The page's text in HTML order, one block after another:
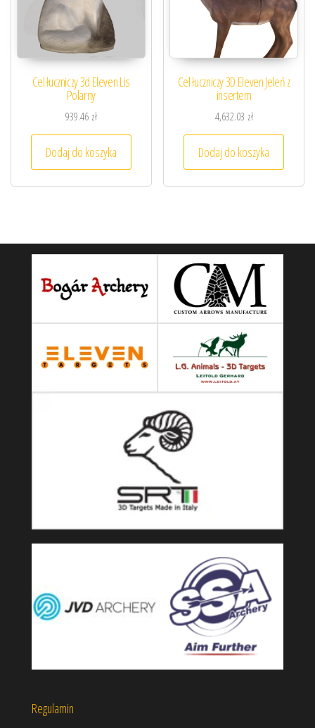
Cel łuczniczy 3d Eleven Lis
Polarny
939.46 zł
Dodaj do koszyka
Cel łuczniczy 3D Eleven Jeleń z
insertem
4,632.03 zł
Dodaj do koszyka
Regulamin